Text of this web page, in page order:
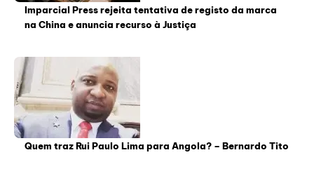
Imparcial Press rejeita tentativa de registo da marca
na China e anuncia recurso à Justiça
Quem traz Rui Paulo Lima para Angola? – Bernardo Tito